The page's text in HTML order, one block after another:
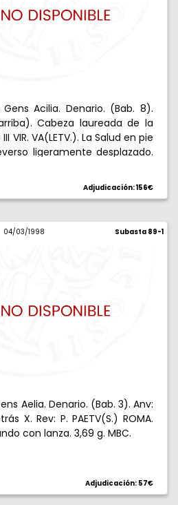
Acilia. Denario. (Bab. 8).
Cabeza laureada de la
III VIR. VA(LETV.). La Salud en pie
ligeramente desplazado.
Adjudicación: 156€
04/03/1998 Subasta 89-1
Aelia. Denario. (Bab. 3). Anv:
X. Rev: P. PAETV(S.) ROMA.
con lanza. 3,69 g. MBC.
Adjudicación: 57€